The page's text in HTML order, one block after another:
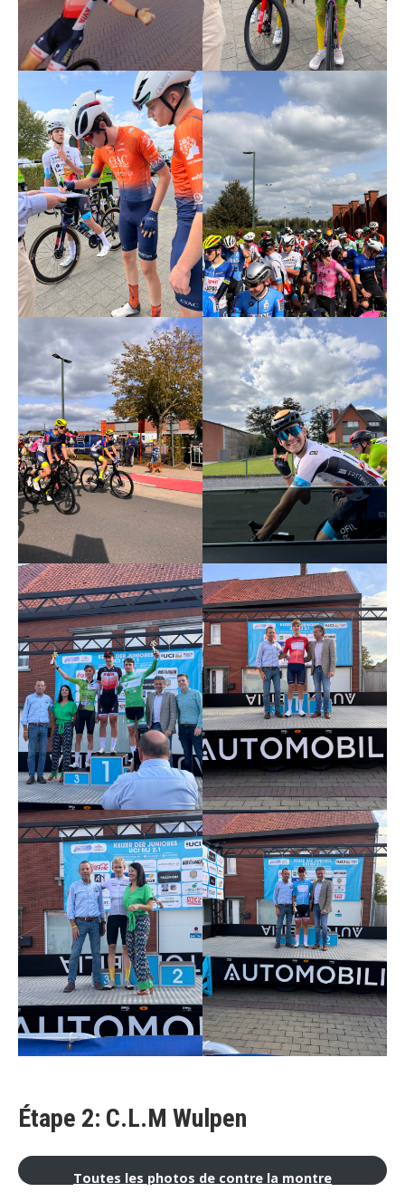
Étape 2: C.L.M Wulpen
Toutes les photos de contre la montre